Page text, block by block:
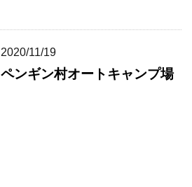
2020/11/19
ペンギン村オートキャンプ場